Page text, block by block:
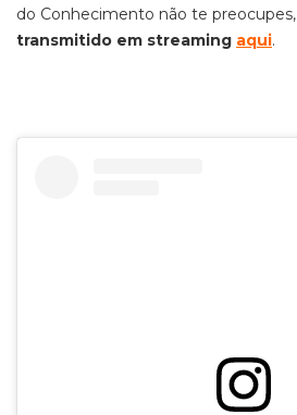
do Conhecimento não te preocupes,
transmitido em streaming aqui.